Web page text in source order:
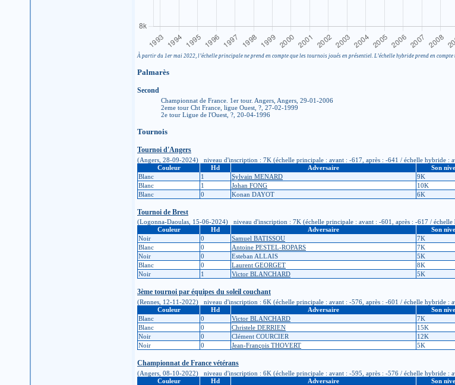
À partir du 1er mai 2022, l’échelle principale ne prend en compte que les tournois joués en présentiel. L’échelle hybride prend en
Palmarès
Second
Championnat de France. 1er tour. Angers, Angers, 29-01-2006
2eme tour Cht France, ligue Ouest, ?, 27-02-1999
2e tour Ligue de l'Ouest, ?, 20-04-1996
Tournois
Tournoi d'Angers
(Angers, 28-09-2024) niveau d'inscription : 7K (échelle principale : avant : -617, après : -641 / échelle hybride :
Couleur
Hd Adversaire Son
Blanc
1 Sylvain MENARD 9K
Blanc
1 Johan FONG 10K
Blanc
0 Konan DAYOT 6K
Tournoi de Brest
(Logonna-Daoulas, 15-06-2024) niveau d'inscription : 7K (échelle principale : avant : -601, après : -617 /
Couleur
Hd Adversaire Son
Noir
0 Samuel BATISSOU 7K
Blanc
0 Antoine PESTEL-ROPARS 7K
Noir
0 Esteban ALLAIS 5K
Blanc
0 Laurent GEORGET 8K
Noir
1 Victor BLANCHARD 5K
3ème tournoi par équipes du soleil couchant
(Rennes, 12-11-2022) niveau d'inscription : 6K (échelle principale : avant : -576, après : -601 / échelle hybride :
Couleur
Hd Adversaire Son
Blanc
0 Victor BLANCHARD 7K
Blanc
0 Christele DERRIEN 15K
Noir
0 Clément COURCIER 12K
Noir
0 Jean-François THOVERT 5K
Championnat de France vétérans
(Angers, 08-10-2022) niveau d'inscription : 6K (échelle principale : avant : -595, après : -576 / échelle hybride :
Couleur
Hd Adversaire Son